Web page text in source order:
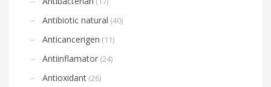
Antibiotic natural (40)
Anticancerigen (11)
Antiinflamator (24)
Antioxidant (26)